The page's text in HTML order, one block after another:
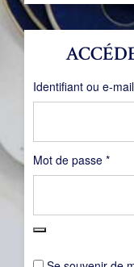
Identifiant ou e-mail
Mot de passe *